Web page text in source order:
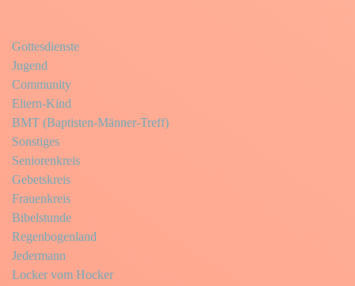
Gottesdienste
Jugend
Community
Eltern-Kind
BMT (Baptisten-Männer-Treff)
Sonstiges
Seniorenkreis
Gebetskreis
Frauenkreis
Bibelstunde
Regenbogenland
Jedermann
Locker vom Hocker